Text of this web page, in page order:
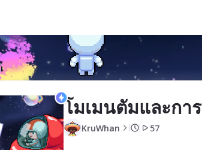
โมเมนตัมและกา
KruWhan 57